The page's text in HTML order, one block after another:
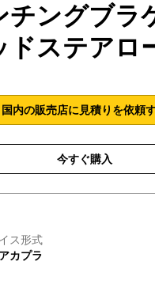
チングブラ
ドステアロ
国内の販売店に見積りを依頼
今すぐ購入
ス形式
カプラ